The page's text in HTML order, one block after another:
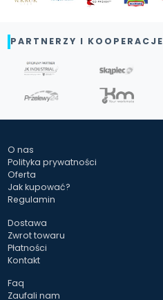
PARTNERZY I KOOPERACJE
O nas
Polityka prywatności
Oferta
Jak kupować?
Regulamin
Dostawa
Zwrot towaru
Płatności
Kontakt
Faq
Zaufali nam